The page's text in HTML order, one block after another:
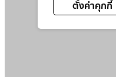
ตั้งค่าคุกกี้